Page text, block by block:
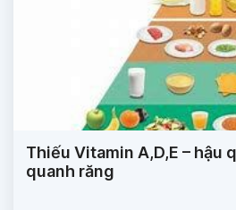
Thiếu Vitamin A,D,E – hậu
quanh răng